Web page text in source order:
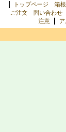
トップページ 箱
ご注文 問い合わせ
注意